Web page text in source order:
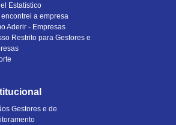
Estatístico
encontrei a empresa
Aderir - Empresas
Restrito para Gestores e
Gestores e de